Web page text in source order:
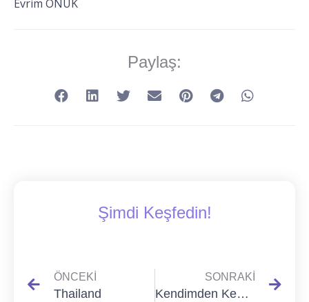
Evrim ONUK
Paylaş:
Şimdi Keşfedin!
ÖNCEKI
Thailand
SONRAKI
Kendimden Kendime